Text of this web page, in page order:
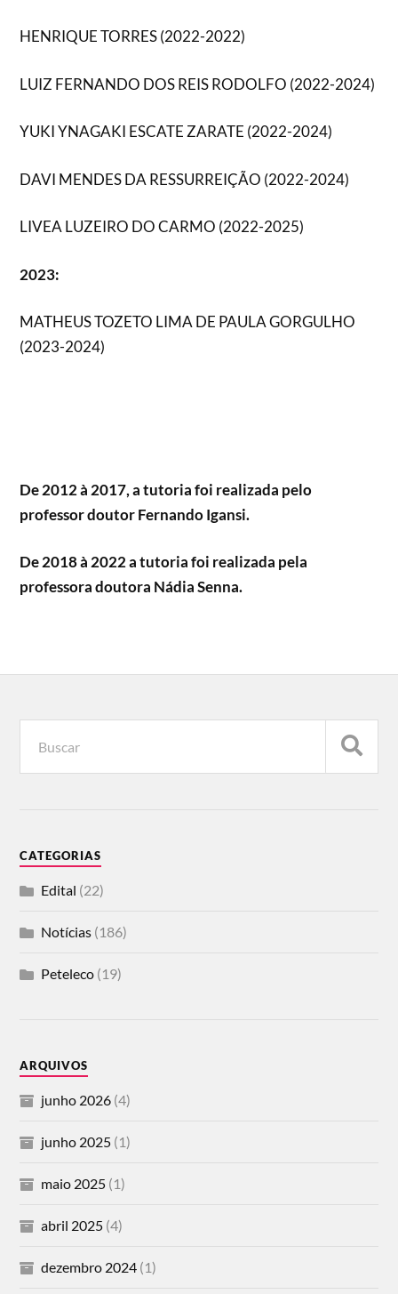
HENRIQUE TORRES (2022-2022)
LUIZ FERNANDO DOS REIS RODOLFO (2022-2024)
YUKI YNAGAKI ESCATE ZARATE (2022-2024)
DAVI MENDES DA RESSURREIÇÃO (2022-2024)
LIVEA LUZEIRO DO CARMO (2022-2025)
2023:
MATHEUS TOZETO LIMA DE PAULA GORGULHO
(2023-2024)
De 2012 à 2017, a tutoria foi realizada pelo
professor doutor Fernando Igansi.
De 2018 à 2022 a tutoria foi realizada pela
professora doutora Nádia Senna.
CATEGORIAS
Edital (22)
Notícias (186)
Peteleco (19)
ARQUIVOS
junho 2026 (4)
junho 2025 (1)
maio 2025 (1)
abril 2025 (4)
dezembro 2024 (1)